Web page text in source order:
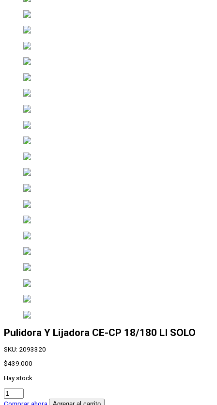
Pulidora Y Lijadora CE-CP 18/180 LI SOLO
SKU: 2093320
$439.000
Hay stock
Pulidora
Y
Comprar ahora Agregar al carrito